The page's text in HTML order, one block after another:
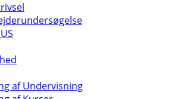
af Undervisning